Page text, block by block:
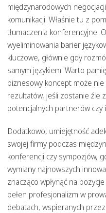
międzynarodowych
komunikacji. Właśnie tu z
tłumaczenia konferencyjne.
wyeliminowania barier
kluczowe, głównie gdy
samym językiem. Warto
biznesowy koncept może
rezultatów, jeśli zostanie źle
potencjalnych partnerów czy
Dodatkowo, umiejętność
swojej firmy podczas
konferencji czy sympozjów,
wymiany najnowszych
znacząco wpłynąć na
pełen profesjonalizm w
debatach, wspieranych